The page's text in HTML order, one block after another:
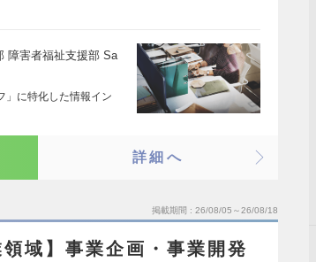
障害者福祉支援部 Sa
」に特化した情報イン
詳細へ
掲載期間 26/08/05～26/08/18
域】事業企画・事業開発